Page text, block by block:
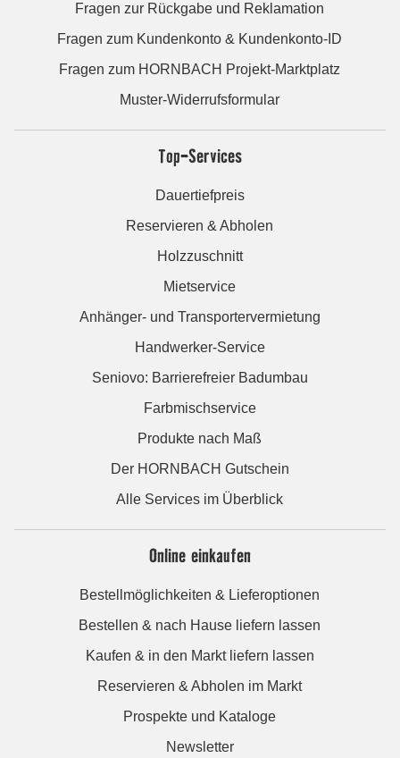
Fragen zur Rückgabe und Reklamation
Fragen zum Kundenkonto & Kundenkonto-ID
Fragen zum HORNBACH Projekt-Marktplatz
Muster-Widerrufsformular
Top-Services
Dauertiefpreis
Reservieren & Abholen
Holzzuschnitt
Mietservice
Anhänger- und Transportervermietung
Handwerker-Service
Seniovo: Barrierefreier Badumbau
Farbmischservice
Produkte nach Maß
Der HORNBACH Gutschein
Alle Services im Überblick
Online einkaufen
Bestellmöglichkeiten & Lieferoptionen
Bestellen & nach Hause liefern lassen
Kaufen & in den Markt liefern lassen
Reservieren & Abholen im Markt
Prospekte und Kataloge
Newsletter